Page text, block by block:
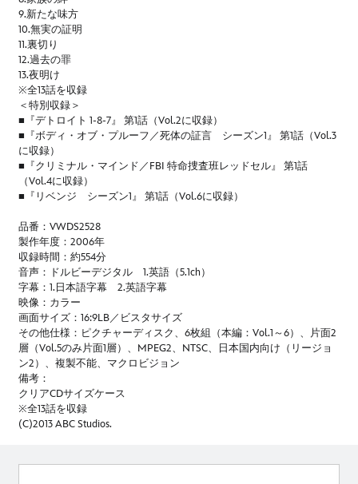
9.新たな味方
10.無実の証明
11.裏切り
12.過去の罪
13.夜明け
※全13話を収録
＜特別収録＞
■『デトロイト 1-8-7』 第1話（Vol.2に収録）
■『ボディ・オブ・プルーフ／死体の証言 シーズン1』 第1話（Vol.3
に収録）
■『クリミナル・マインド／FBI 特命捜査班レッドセル』 第1話
（Vol.4に収録）
■『リベンジ シーズン1』 第1話（Vol.6に収録）
品番：VWDS2528
製作年度：2006年
収録時間：約554分
音声：ドルビーデジタル 1.英語（5.1ch）
字幕：1.日本語字幕 2.英語字幕
映像：カラー
画面サイズ：16:9LB／ビスタサイズ
その他仕様：ピクチャーディスク、6枚組（本編：Vol.1～6）、片面2
層（Vol.5のみ片面1層）、MPEG2、NTSC、日本国内向け（リージョ
ン2）、複製不能、マクロビジョン
備考：
クリアCDサイズケース
※全13話を収録
(C)2013 ABC Studios.